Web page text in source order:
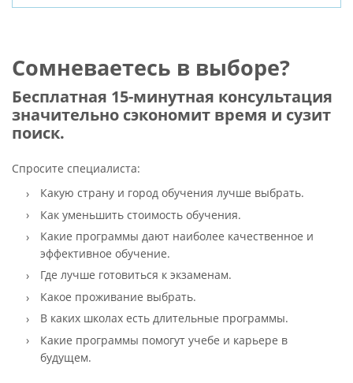
Сомневаетесь в выборе?
Бесплатная 15-минутная консультация
значительно сэкономит время и сузит
поиск.
Спросите специалиста:
Какую страну и город обучения лучше выбрать.
Как уменьшить стоимость обучения.
Какие программы дают наиболее качественное и
эффективное обучение.
Где лучше готовиться к экзаменам.
Какое проживание выбрать.
В каких школах есть длительные программы.
Какие программы помогут учебе и карьере в
будущем.